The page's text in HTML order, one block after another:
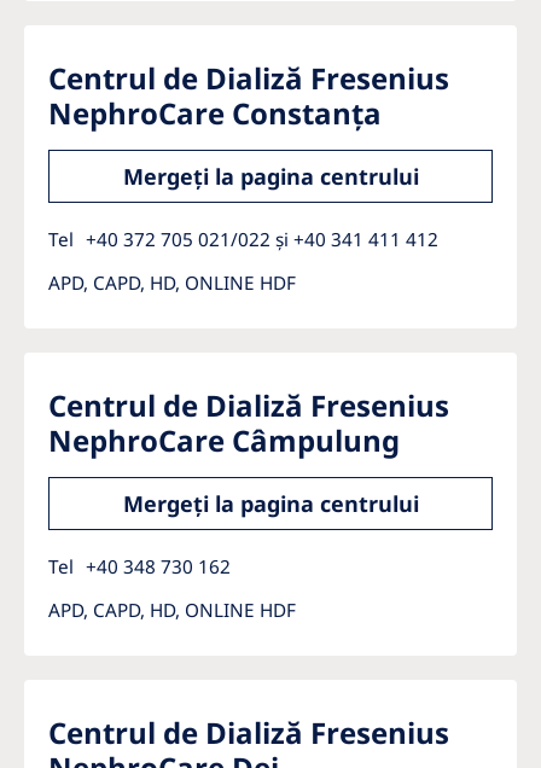
Centrul de Dializă Fresenius
NephroCare Constanța
Mergeți la pagina centrului
Tel +40 372 705 021/022 și +40 341 411 412
APD, CAPD, HD, ONLINE HDF
Centrul de Dializă Fresenius
NephroCare Câmpulung
Mergeți la pagina centrului
Tel +40 348 730 162
APD, CAPD, HD, ONLINE HDF
Centrul de Dializă Fresenius